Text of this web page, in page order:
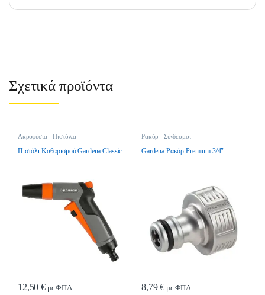
Σχετικά προϊόντα
Ακροφύσια - Πιστόλια
Πιστόλι Καθαρισμού Gardena Classic
12,50€ με ΦΠΑ
Ρακόρ - Σύνδεσμοι
Gardena Ρακόρ Premium 3/4″
8,79€ με ΦΠΑ